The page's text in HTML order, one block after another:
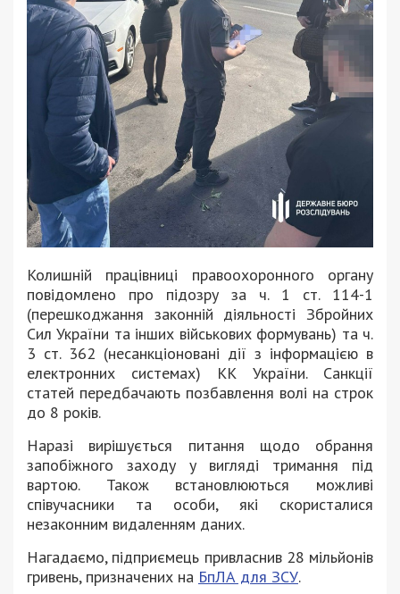
Колишній працівниці правоохоронного органу
повідомлено про підозру за ч. 1 ст. 114-1
(перешкоджання законній діяльності Збройних
Сил України та інших військових формувань) та ч.
3 ст. 362 (несанкціоновані дії з інформацією в
електронних системах) КК України. Санкції
статей передбачають позбавлення волі на строк
до 8 років.
Наразі вирішується питання щодо обрання
запобіжного заходу у вигляді тримання під
вартою. Також встановлюються можливі
співучасники та особи, які скористалися
незаконним видаленням даних.
Нагадаємо, підприємець привласнив 28 мільйонів
гривень, призначених на БпЛА для ЗСУ.